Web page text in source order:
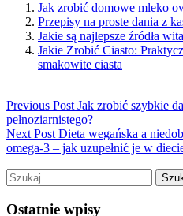
Jak zrobić domowe mleko
Przepisy na proste dania z
Jakie są najlepsze źródła
Jakie Zrobić Ciasto:
smakowite ciasta
Previous Post Jak zrobić szybkie
pełnoziarnistego?
Next Post Dieta wegańska a
omega-3 – jak uzupełnić je w
Szukaj:
Ostatnie wpisy